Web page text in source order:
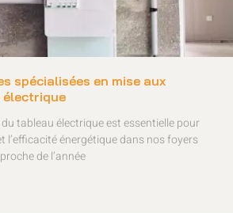
spécialisées en mise aux
électrique
tableau électrique est essentielle pour
l’efficacité énergétique dans nos foyers
de l’année